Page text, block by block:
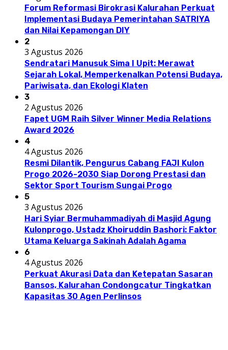
Forum Reformasi Birokrasi Kalurahan Perkuat
Implementasi Budaya Pemerintahan SATRIYA
dan Nilai Kepamongan DIY
2
3 Agustus 2026
Sendratari Manusuk Sima I Upit: Merawat
Sejarah Lokal, Memperkenalkan Potensi Budaya,
Pariwisata, dan Ekologi Klaten
3
2 Agustus 2026
Fapet UGM Raih Silver Winner Media Relations
Award 2026
4
4 Agustus 2026
Resmi Dilantik, Pengurus Cabang FAJI Kulon
Progo 2026-2030 Siap Dorong Prestasi dan
Sektor Sport Tourism Sungai Progo
5
3 Agustus 2026
Hari Syiar Bermuhammadiyah di Masjid Agung
Kulonprogo, Ustadz Khoiruddin Bashori: Faktor
Utama Keluarga Sakinah Adalah Agama
6
4 Agustus 2026
Perkuat Akurasi Data dan Ketepatan Sasaran
Bansos, Kalurahan Condongcatur Tingkatkan
Kapasitas 30 Agen Perlinsos